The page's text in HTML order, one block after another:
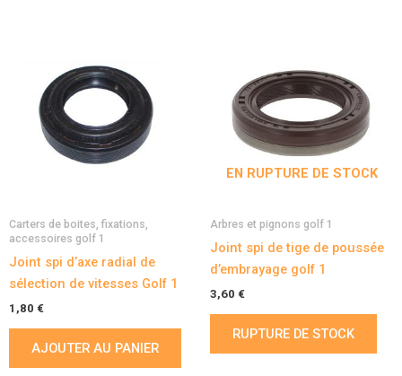
Carters de boites, fixations,
accessoires golf 1
Joint spi d’axe radial de
sélection de vitesses Golf 1
1,80 €
AJOUTER AU PANIER
EN RUPTURE DE STOCK
Arbres et pignons golf 1
Joint spi de tige de poussée
d’embrayage golf 1
3,60 €
RUPTURE DE STOCK